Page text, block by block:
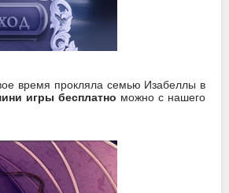
время прокляла семью Изабеллы в
игры бесплатно можно с нашего